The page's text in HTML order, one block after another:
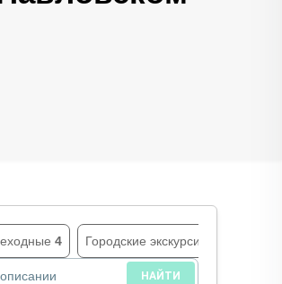
4 Городские экскурсии
НАЙТИ